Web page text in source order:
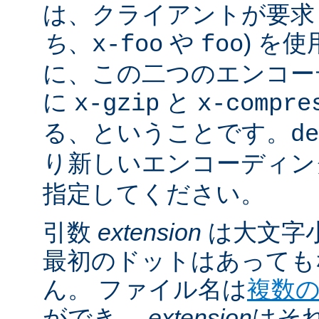
は、クライアントが要
ち、 x-foo や foo) を使
に、この二つのエンコ
に x-gzip と x-
る、ということです。
り新しいエンコーディ
指定してください。
引数 extension は大文字
最初のドットはあって
ん。 ファイル名は複数